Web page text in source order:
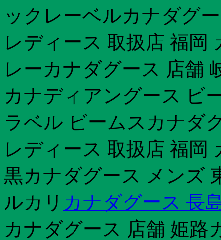
ックレーベルカナダグ
レディース 取扱店 福岡
レーカナダグース 店舗
カナディアングース ビ
ラベル ビームスカナダ
レディース 取扱店 福岡
黒カナダグース メンズ
ルカリ カナダグース 長
カナダグース 店舗 姫路